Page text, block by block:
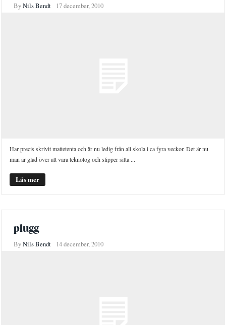
ByNils Bendt 17 december, 2010
Har precis skrivit mattetenta och är nu ledig från all skola i ca fyra veckor. Det är nu
man är glad över att vara teknolog och slipper sitta ...
Läs mer
plugg
ByNils Bendt 14 december, 2010